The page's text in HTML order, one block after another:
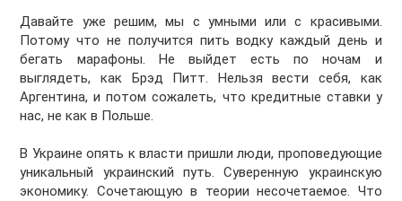
Давайте уже решим, мы с умными или с красивыми.
Потому что не получится пить водку каждый день и
бегать марафоны. Не выйдет есть по ночам и
выглядеть, как Брэд Питт. Нельзя вести себя, как
Аргентина, и потом сожалеть, что кредитные ставки у
нас, не как в Польше.
В Украине опять к власти пришли люди, проповедующие
уникальный украинский путь. Суверенную украинскую
экономику. Сочетающую в теории несочетаемое. Что